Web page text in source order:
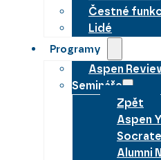
Čestné
Lidé
Programy
Aspen
Semináře
Zpět
Aspen
Alumni